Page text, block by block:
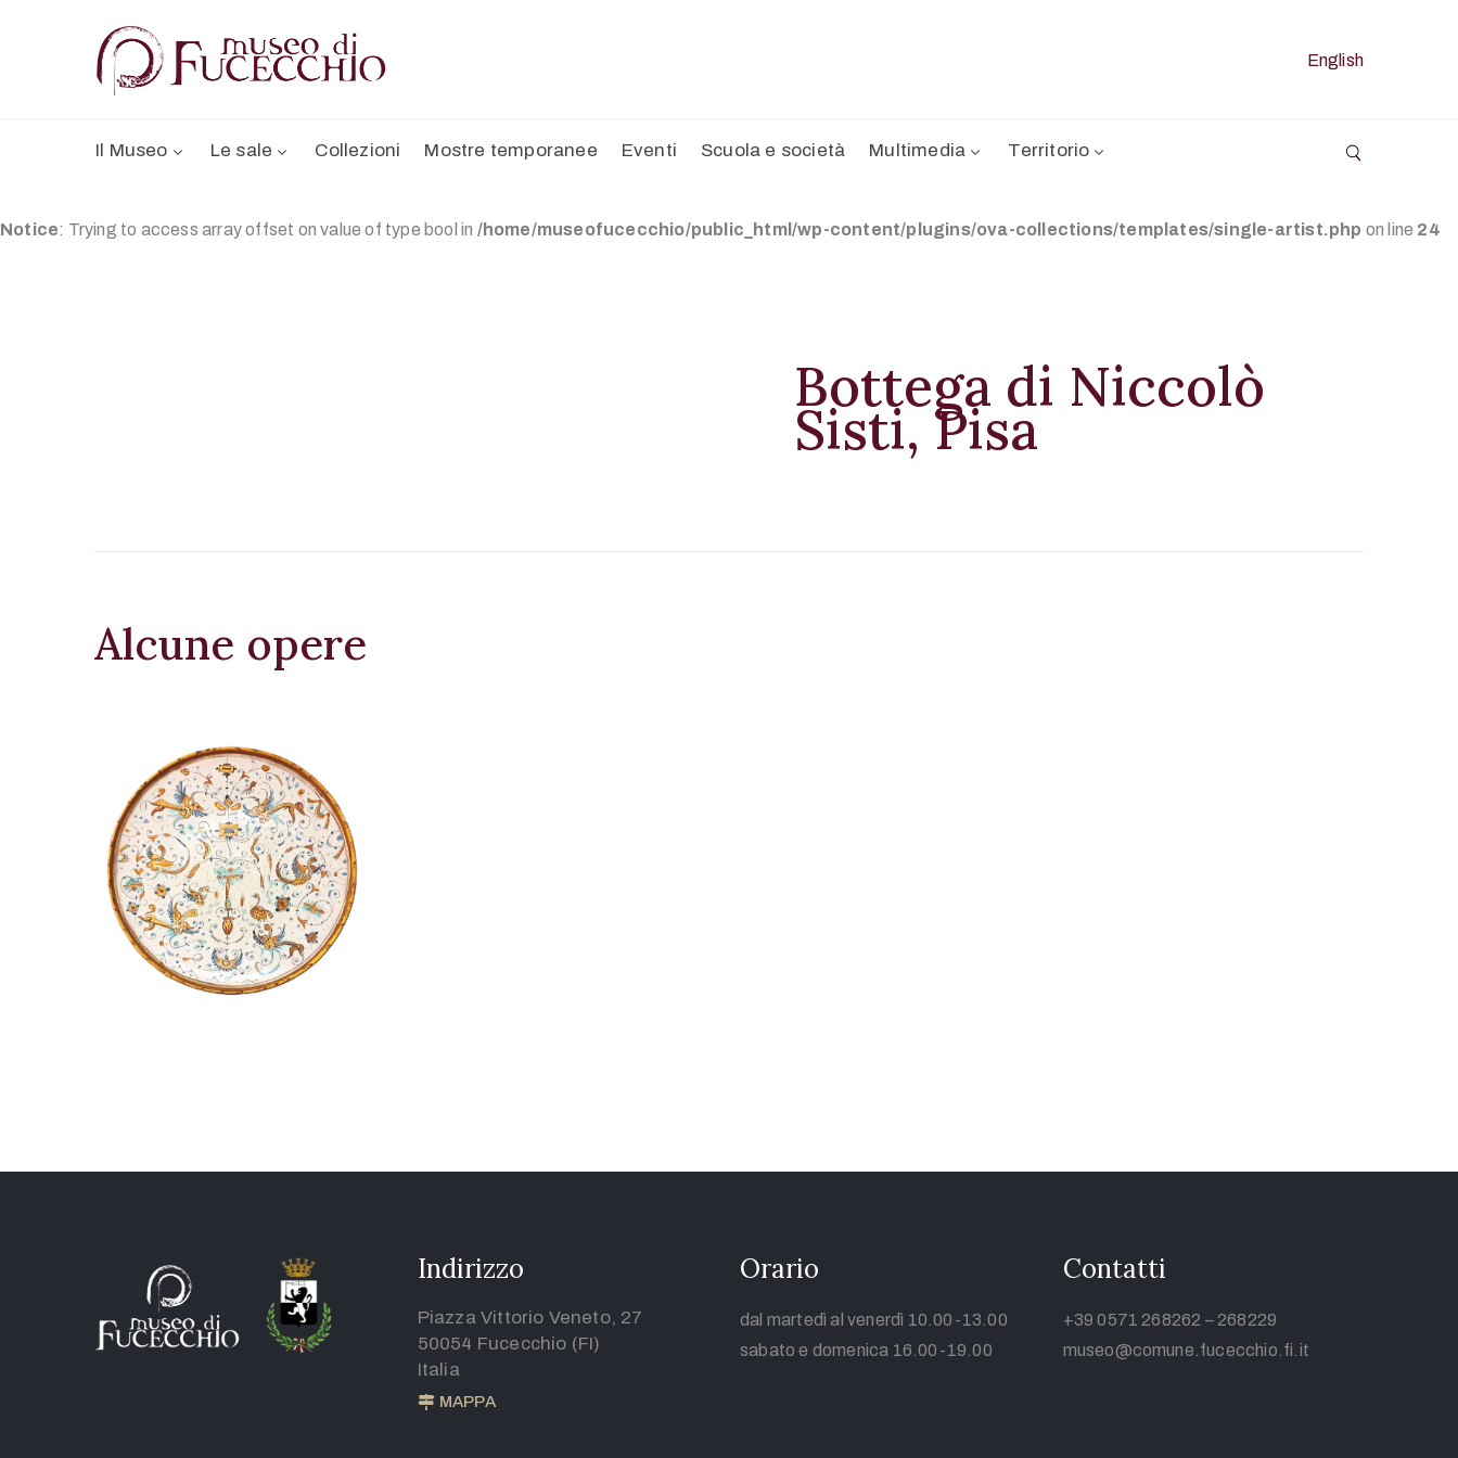
English
Il Museo Le sale Collezioni Mostre temporanee Eventi Scuola e società Multimedia Territorio
Notice: Trying to access array offset on value of type bool in /home/museofucecchio/public_html/wp-content/plugins/ova-collections/templates/single-artist.php on line 24
Bottega di Niccolò
Sisti, Pisa
Alcune opere
Indirizzo
Piazza Vittorio Veneto, 27
50054 Fucecchio (FI)
Italia
MAPPA
Orario
dal martedì al venerdì 10.00-13.00
sabato e domenica 16.00-19.00
Contatti
+39 0571 268262 – 268229
museo@comune.fucecchio.fi.it